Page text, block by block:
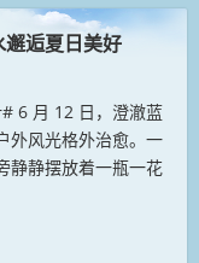
逅夏日美好
6 月 12 日，澄澈蓝
外风光格外治愈。一
静静摆放着一瓶一花
蓝天色、休闲穿搭